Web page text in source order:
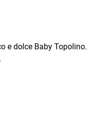
e dolce Baby Topolino.